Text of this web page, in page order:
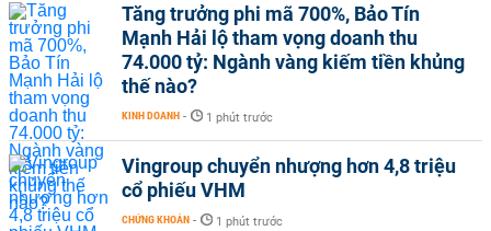
Tăng trưởng phi mã 700%, Bảo Tín
Mạnh Hải lộ tham vọng doanh thu
74.000 tỷ: Ngành vàng kiếm tiền khủng
thế nào?
KINH DOANH - 1 phút trước
Vingroup chuyển nhượng hơn 4,8 triệu
cổ phiếu VHM
CHỨNG KHOÁN - 1 phút trước